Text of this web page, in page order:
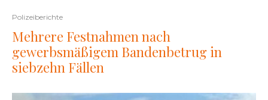
Polizeiberichte
Mehrere Festnahmen nach
gewerbsmäßigem Bandenbetrug in
siebzehn Fällen